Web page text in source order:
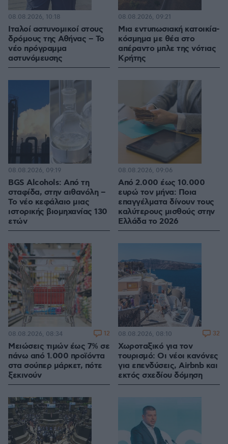
Ιταλοί αστυνομικοί στους
δρόμους της Αθήνας – Το
νέο πρόγραμμα
αστυνόμευσης
08.08.2026, 10:18
Μια εντυπωσιακή κατοικία-
κόσμημα με θέα στο
απέραντο μπλε της νότιας
Κρήτης
08.08.2026, 09:21
BGS Alcohols: Από τη
σταφίδα, στην αιθανόλη –
Το νέο κεφάλαιο μιας
ιστορικής βιομηχανίας 130
ετών
08.08.2026, 09:19
Από 2.000 έως 10.000
ευρώ τον μήνα: Ποια
επαγγέλματα δίνουν τους
καλύτερους μισθούς στην
Ελλάδα το 2026
08.08.2026, 09:06
Μειώσεις τιμών έως 7% σε
πάνω από 1.000 προϊόντα
στα σούπερ μάρκετ, πότε
ξεκινούν
08.08.2026, 08:34 12
Χωροταξικό για τον
τουρισμό: Οι νέοι κανόνες
για επενδύσεις, Airbnb και
εκτός σχεδίου δόμηση
08.08.2026, 08:10 32